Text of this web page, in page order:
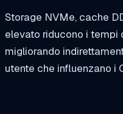
Storage NVMe, cache
elevato riducono i tempi
migliorando
utente che influenzano i